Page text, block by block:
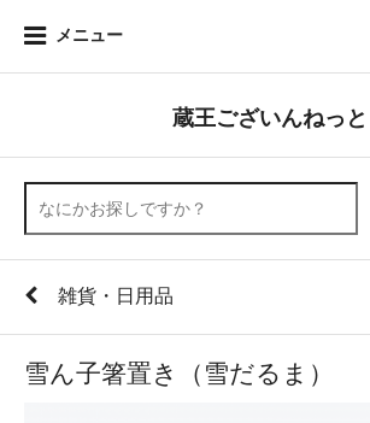
メニュー
蔵王ございんねっと
雑貨・日用品
雪ん子箸置き（雪だるま）